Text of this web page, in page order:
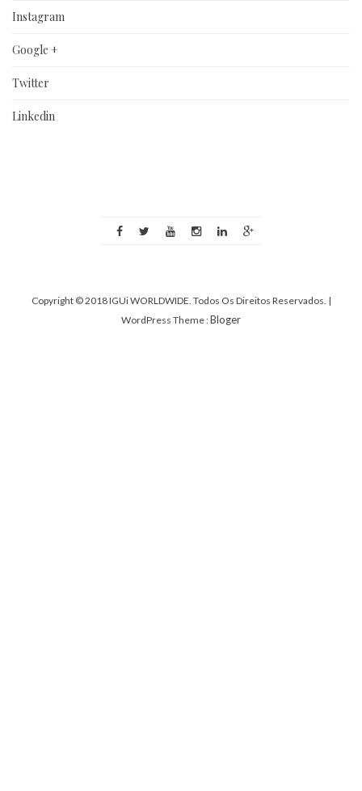
Instagram
Google +
Twitter
Linkedin
Copyright © 2018 IGUi WORLDWIDE. Todos Os Direitos Reservados. |
WordPress Theme :Bloger